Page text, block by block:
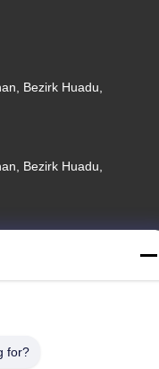
Bezirk Huadu,
Bezirk Huadu,
Lieferant. Copyright-©
for?